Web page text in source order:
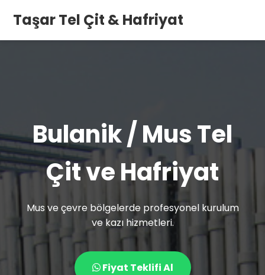
Taşar Tel Çit & Hafriyat
Bulanik / Mus Tel
Çit ve Hafriyat
Mus ve çevre bölgelerde profesyonel kurulum
ve kazı hizmetleri.
Fiyat Teklifi Al